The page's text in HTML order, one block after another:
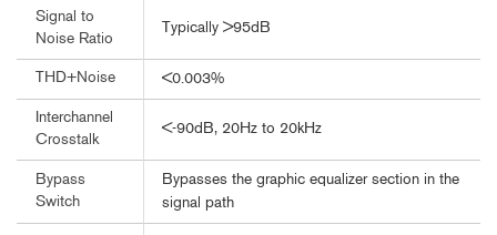
Signal to
Noise Ratio
Typically >95dB
THD+Noise <0.003%
Interchannel
Crosstalk
<-90dB, 20Hz to 20kHz
Bypass
Switch
Bypasses the graphic equalizer section in the
signal path